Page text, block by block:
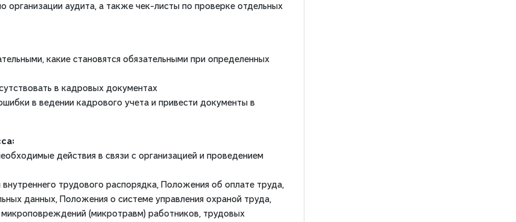
организации аудита, а также чек-листы по проверке отдельных
какие становятся обязательными при определенных
в кадровых документах
в ведении кадрового учета и привести документы в
действия в связи с организацией и проведением
внутреннего трудового распорядка, Положения об оплате труда,
данных, Положения о системе управления охраной труда,
(микротравм) работников, трудовых